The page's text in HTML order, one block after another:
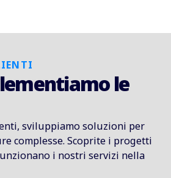
le
sviluppiamo soluzioni per
complesse. Scoprite i progetti
i nostri servizi nella